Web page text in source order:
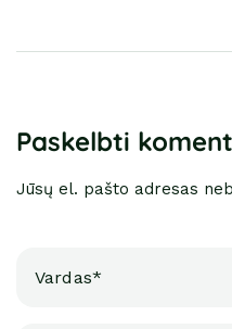
Paskelbti
Jūsų el. pašto adresas